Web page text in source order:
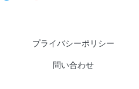
プライバシーポリシー
問い合わせ